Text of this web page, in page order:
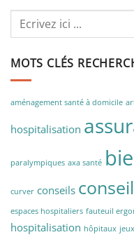
MOTS CLÉS
aménagement santé à domicile
hospitalisation
paralympiques axa santé
curver conseils
espaces hospitaliers fauteuil
hospitalisation hôpitaux